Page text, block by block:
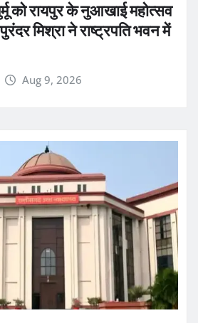
को रायपुर के नुआखाई महोत्सव
मिश्रा ने राष्ट्रपति भवन में
Aug 9, 2026